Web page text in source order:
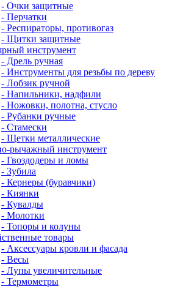
- Очки защитные
- Перчатки
- Респираторы, противогаз
- Щитки защитные
инструмент
- Дрель ручная
- Инструменты для резьбы по дереву
- Лобзик ручной
- Напильники, надфили
- Ножовки, полотна, стусло
- Рубанки ручные
- Стамески
- Щетки металлические
рычажный инструмент
- Гвоздодеры и ломы
- Зубила
- Кернеры (буравчики)
- Киянки
- Кувалды
- Молотки
- Топоры и колуны
товары
- Аксессуары кровли и фасада
- Весы
- Лупы увеличительные
- Термометры